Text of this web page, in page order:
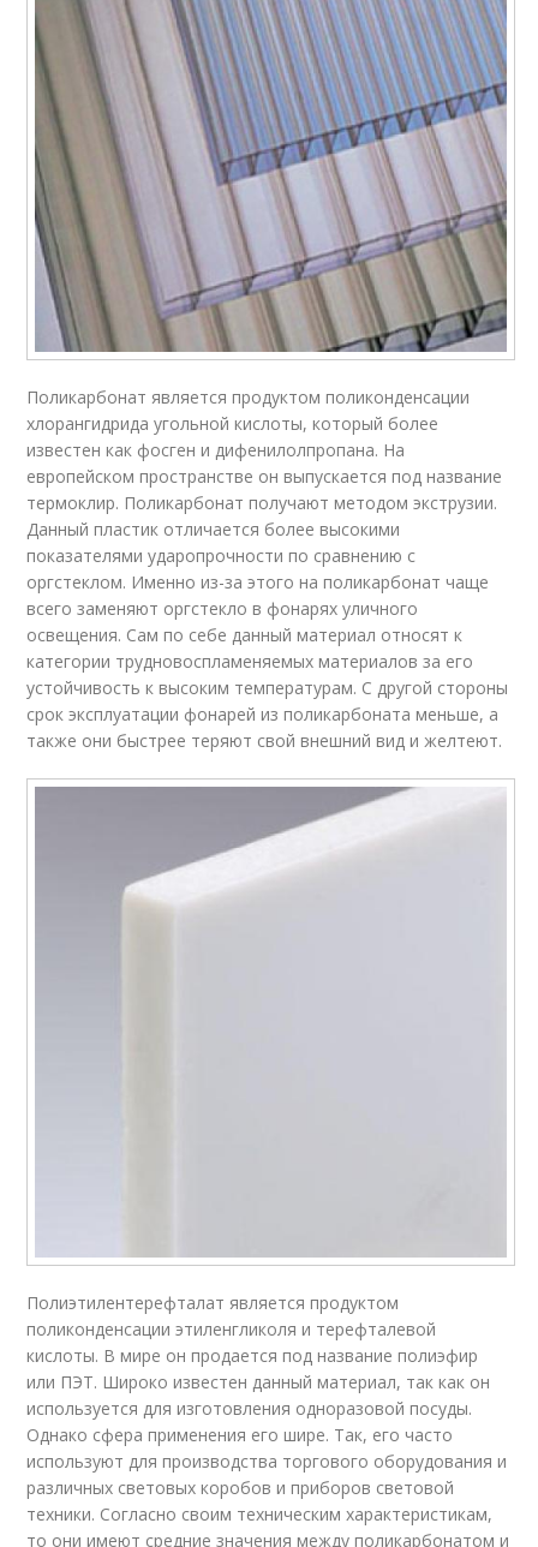
Поликарбонат является продуктом поликонденсации
хлорангидрида угольной кислоты, который более
известен как фосген и дифенилолпропана. На
европейском пространстве он выпускается под название
термоклир. Поликарбонат получают методом экструзии.
Данный пластик отличается более высокими
показателями ударопрочности по сравнению с
оргстеклом. Именно из-за этого на поликарбонат чаще
всего заменяют оргстекло в фонарях уличного
освещения. Сам по себе данный материал относят к
категории трудновоспламеняемых материалов за его
устойчивость к высоким температурам. С другой стороны
срок эксплуатации фонарей из поликарбоната меньше, а
также они быстрее теряют свой внешний вид и желтеют.
Полиэтилентерефталат является продуктом
поликонденсации этиленгликоля и терефталевой
кислоты. В мире он продается под название полиэфир
или ПЭТ. Широко известен данный материал, так как он
используется для изготовления одноразовой посуды.
Однако сфера применения его шире. Так, его часто
используют для производства торгового оборудования и
различных световых коробов и приборов световой
техники. Согласно своим техническим характеристикам,
то они имеют средние значения между поликарбонатом и